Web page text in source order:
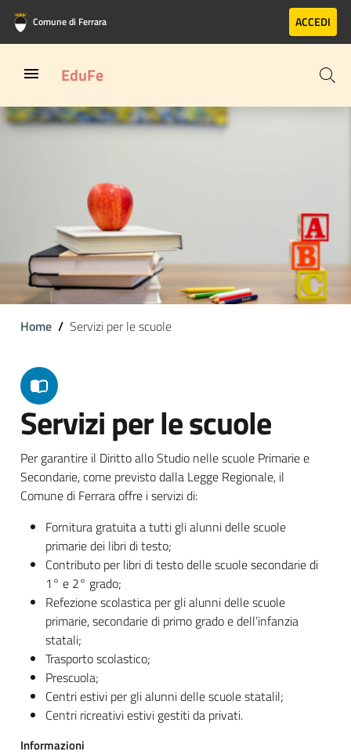
Vai al contenuto principale
Vai al footer
Comune di Ferrara ACCEDI
EduFe
Home Servizi per le scuole
Servizi per le scuole
Per garantire il Diritto allo Studio nelle scuole Primarie e
Secondarie, come previsto dalla Legge Regionale, il
Comune di Ferrara offre i servizi di:
Fornitura gratuita a tutti gli alunni delle scuole
primarie dei libri di testo;
Contributo per libri di testo delle scuole secondarie di
1° e 2° grado;
Refezione scolastica per gli alunni delle scuole
primarie, secondarie di primo grado e dell’infanzia
statali;
Trasporto scolastico;
Prescuola;
Centri estivi per gli alunni delle scuole statalil;
Centri ricreativi estivi gestiti da privati.
Informazioni